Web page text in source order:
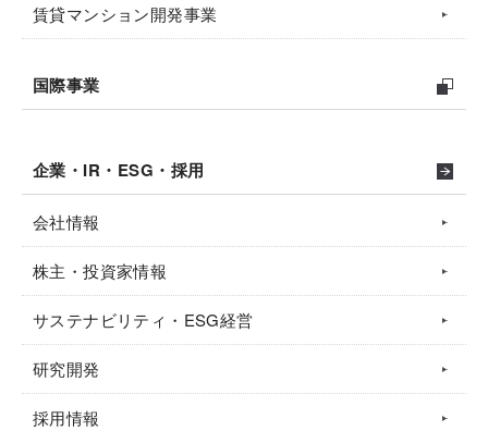
賃貸マンション開発事業
国際事業
企業・IR・ESG・採用
会社情報
株主・投資家情報
サステナビリティ・ESG経営
研究開発
採用情報